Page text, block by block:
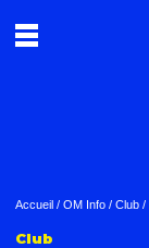
Accueil / OM Info / Club /
Club